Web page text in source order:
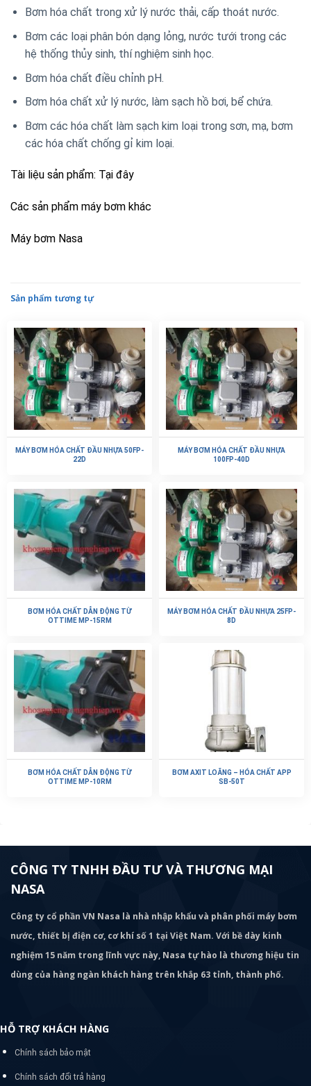
Bơm hóa chất trong xử lý nước thải, cấp thoát nước.
Bơm các loại phân bón dạng lỏng, nước tưới trong các
hệ thống thủy sinh, thí nghiệm sinh học.
Bơm hóa chất điều chỉnh pH.
Bơm hóa chất xử lý nước, làm sạch hồ bơi, bể chứa.
Bơm các hóa chất làm sạch kim loại trong sơn, mạ, bơm
các hóa chất chống gỉ kim loại.
Tài liệu sản phẩm: Tại đây
Các sản phẩm máy bơm khác
Máy bơm Nasa
Sản phẩm tương tự
MÁY BƠM HÓA CHẤT ĐẦU NHỰA 50FP-
22D
MÁY BƠM HÓA CHẤT ĐẦU NHỰA
100FP-40D
BƠM HÓA CHẤT DẪN ĐỘNG TỪ
OTTIME MP-15RM
MÁY BƠM HÓA CHẤT ĐẦU NHỰA 25FP-
8D
BƠM HÓA CHẤT DẪN ĐỘNG TỪ
OTTIME MP-10RM
BƠM AXIT LOÃNG – HÓA CHẤT APP
SB-50T
CÔNG TY TNHH ĐẦU TƯ VÀ THƯƠNG MẠI
NASA
Công ty cổ phần VN Nasa là nhà nhập khẩu và phân phối máy bơm
nước, thiết bị điện cơ, cơ khí số 1 tại Việt Nam. Với bề dày kinh
nghiệm 15 năm trong lĩnh vực này, Nasa tự hào là thương hiệu tin
dùng của hàng ngàn khách hàng trên khắp 63 tỉnh, thành phố.
HỖ TRỢ KHÁCH HÀNG
Chính sách bảo mật
Chính sách đổi trả hàng